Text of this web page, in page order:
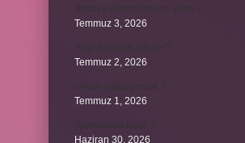
Temmuz 3, 2026
Temmuz 2, 2026
Temmuz 1, 2026
Haziran 30, 2026